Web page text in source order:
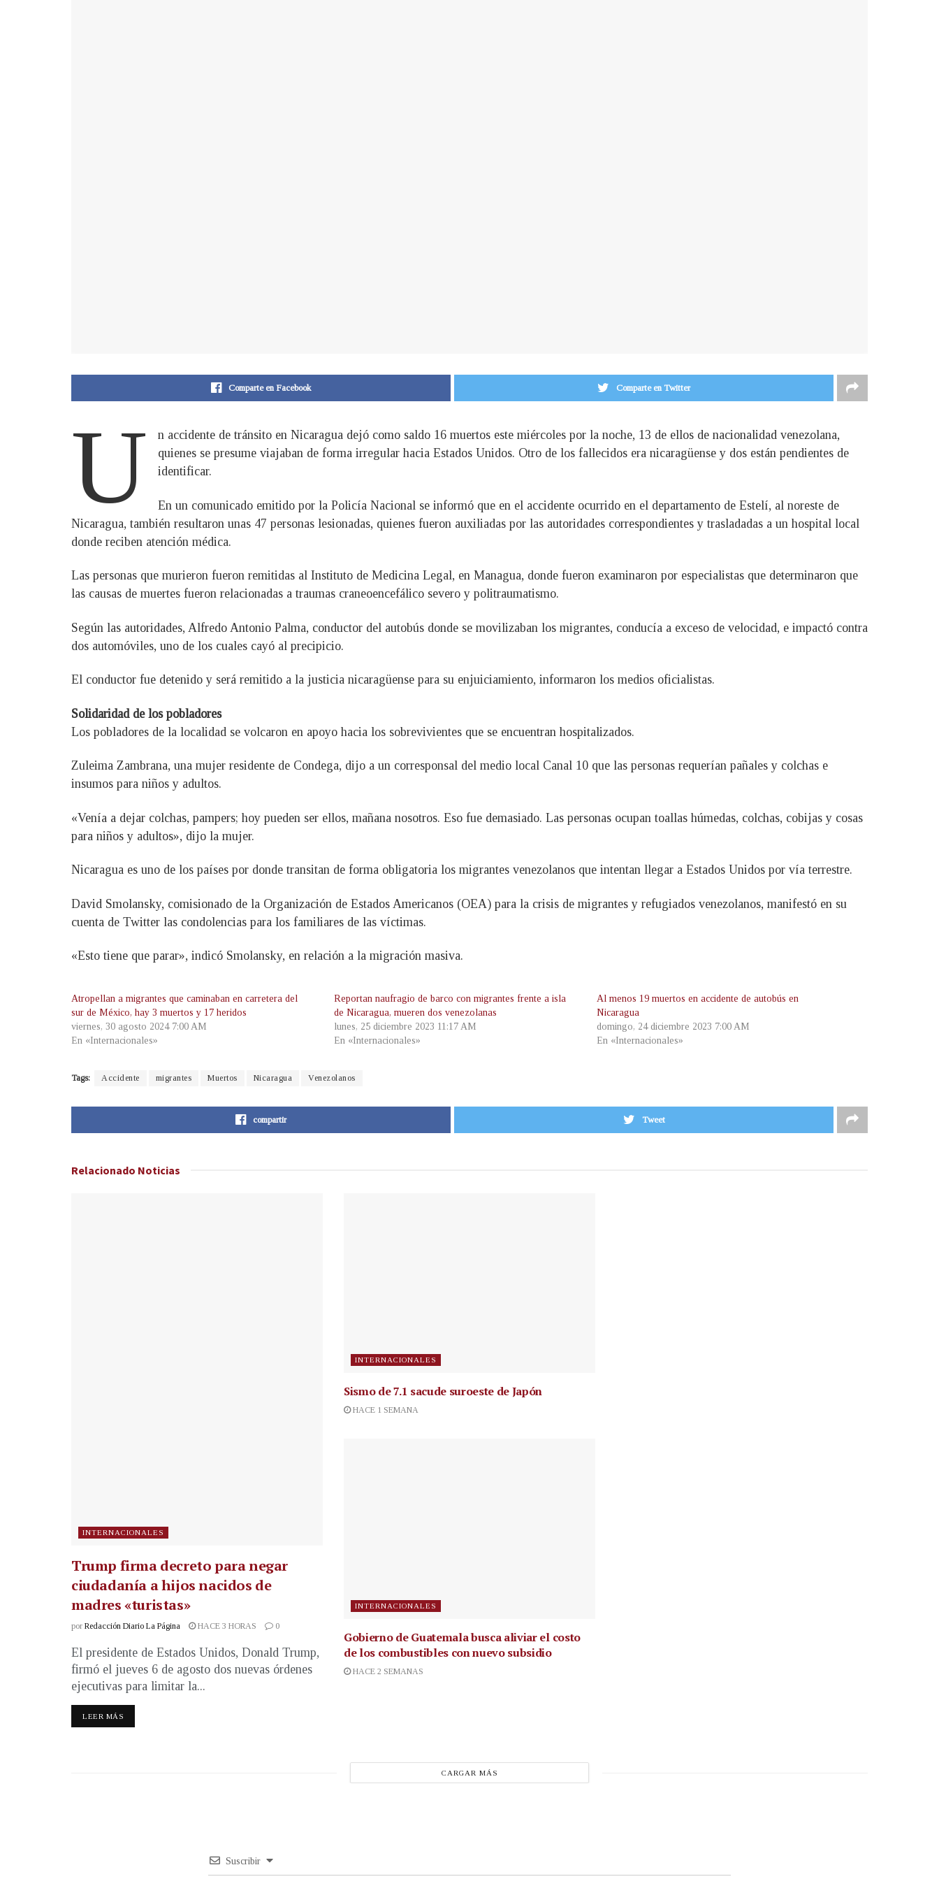
Comparte en Facebook Comparte en Twitter
U
n accidente de tránsito en Nicaragua dejó como saldo 16 muertos este miércoles por la noche, 13 de ellos de nacionalidad venezolana,
quienes se presume viajaban de forma irregular hacia Estados Unidos. Otro de los fallecidos era nicaragüense y dos están pendientes de
identificar.
En un comunicado emitido por la Policía Nacional se informó que en el accidente ocurrido en el departamento de Estelí, al noreste de
Nicaragua, también resultaron unas 47 personas lesionadas, quienes fueron auxiliadas por las autoridades correspondientes y trasladadas a un hospital local
donde reciben atención médica.
Las personas que murieron fueron remitidas al Instituto de Medicina Legal, en Managua, donde fueron examinaron por especialistas que determinaron que
las causas de muertes fueron relacionadas a traumas craneoencefálico severo y politraumatismo.
Según las autoridades, Alfredo Antonio Palma, conductor del autobús donde se movilizaban los migrantes, conducía a exceso de velocidad, e impactó contra
dos automóviles, uno de los cuales cayó al precipicio.
El conductor fue detenido y será remitido a la justicia nicaragüense para su enjuiciamiento, informaron los medios oficialistas.
Solidaridad de los pobladores
Los pobladores de la localidad se volcaron en apoyo hacia los sobrevivientes que se encuentran hospitalizados.
Zuleima Zambrana, una mujer residente de Condega, dijo a un corresponsal del medio local Canal 10 que las personas requerían pañales y colchas e
insumos para niños y adultos.
«Venía a dejar colchas, pampers; hoy pueden ser ellos, mañana nosotros. Eso fue demasiado. Las personas ocupan toallas húmedas, colchas, cobijas y cosas
para niños y adultos», dijo la mujer.
Nicaragua es uno de los países por donde transitan de forma obligatoria los migrantes venezolanos que intentan llegar a Estados Unidos por vía terrestre.
David Smolansky, comisionado de la Organización de Estados Americanos (OEA) para la crisis de migrantes y refugiados venezolanos, manifestó en su
cuenta de Twitter las condolencias para los familiares de las víctimas.
«Esto tiene que parar», indicó Smolansky, en relación a la migración masiva.
Atropellan a migrantes que caminaban en carretera del
sur de México, hay 3 muertos y 17 heridos
viernes, 30 agosto 2024 7:00 AM
En «Internacionales»
Reportan naufragio de barco con migrantes frente a isla
de Nicaragua, mueren dos venezolanas
lunes, 25 diciembre 2023 11:17 AM
En «Internacionales»
Al menos 19 muertos en accidente de autobús en
Nicaragua
domingo, 24 diciembre 2023 7:00 AM
En «Internacionales»
Tags: Accidente migrantes Muertos Nicaragua Venezolanos
compartir Tweet
Relacionado Noticias
INTERNACIONALES
Trump firma decreto para negar
ciudadanía a hijos nacidos de
madres «turistas»
por Redacción Diario La Página HACE 3 HORAS 0
El presidente de Estados Unidos, Donald Trump,
firmó el jueves 6 de agosto dos nuevas órdenes
ejecutivas para limitar la...
LEER MÁS
INTERNACIONALES
Sismo de 7.1 sacude suroeste de Japón
HACE 1 SEMANA
INTERNACIONALES
Gobierno de Guatemala busca aliviar el costo
de los combustibles con nuevo subsidio
HACE 2 SEMANAS
CARGAR MÁS
Suscribir